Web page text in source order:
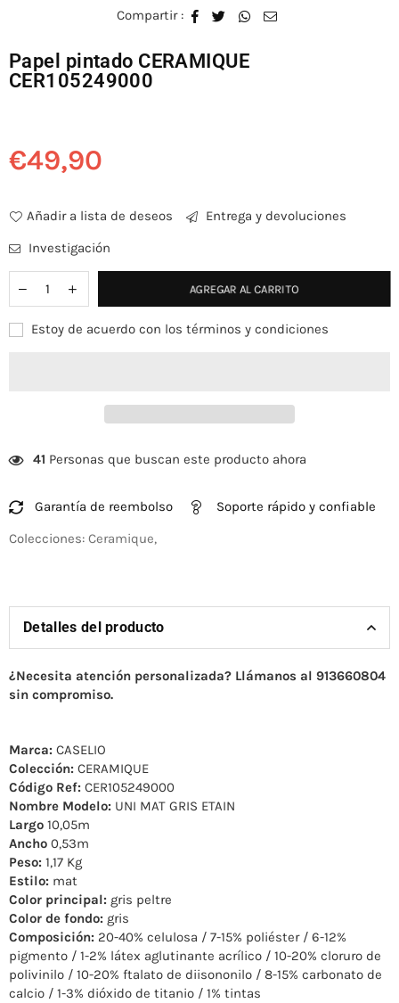
Compartir :
Papel pintado CERAMIQUE
CER105249000
Precio
€49,90
Añadir a lista de deseos
Entrega y devoluciones
Investigación
AGREGAR AL CARRITO
Estoy de acuerdo con los términos y condiciones
41 Personas que buscan este producto ahora
Garantía de reembolso
Soporte rápido y confiable
Colecciones: Ceramique,
Detalles del producto
¿Necesita atención personalizada? Llámanos al 913660804
sin compromiso.
Marca: CASELIO
Colección: CERAMIQUE
Código Ref: CER105249000
Nombre Modelo: UNI MAT GRIS ETAIN
Largo 10,05m
Ancho 0,53m
Peso: 1,17 Kg
Estilo: mat
Color principal: gris peltre
Color de fondo: gris
Composición: 20-40% celulosa / 7-15% poliéster / 6-12%
pigmento / 1-2% látex aglutinante acrílico / 10-20% cloruro de
polivinilo / 10-20% ftalato de diisononilo / 8-15% carbonato de
calcio / 1-3% dióxido de titanio / 1% tintas